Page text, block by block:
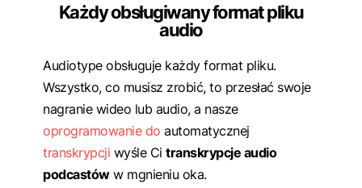
Każdy obsługiwany format pliku
audio
Audiotype obsługuje każdy format pliku.
Wszystko, co musisz zrobić, to przesłać swoje
nagranie wideo lub audio, a nasze
oprogramowanie do automatycznej
transkrypcji wyśle Citranskrypcje audio
podcastóww mgnieniu oka.